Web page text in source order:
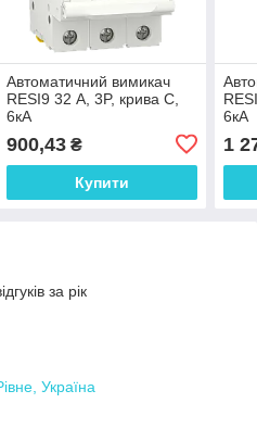
Автоматичний вимикач
RESI9 32 А, 3P, крива С,
6кА
900,43₴
Купити
6кА
1
за рік
Україна